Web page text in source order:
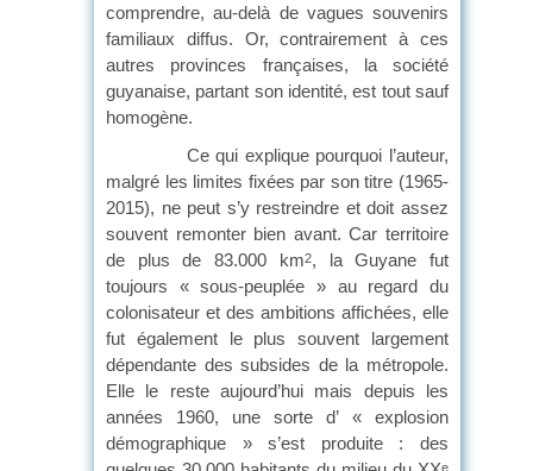
comprendre, au-delà de vagues souvenirs
familiaux diffus. Or, contrairement à ces
autres provinces françaises, la société
guyanaise, partant son identité, est tout sauf
homogène.
Ce qui explique pourquoi l’auteur,
malgré les limites fixées par son titre (1965-
2015), ne peut s’y restreindre et doit assez
souvent remonter bien avant. Car territoire
de plus de 83.000 km2, la Guyane fut
toujours « sous-peuplée » au regard du
colonisateur et des ambitions affichées, elle
fut également le plus souvent largement
dépendante des subsides de la métropole.
Elle le reste aujourd’hui mais depuis les
années 1960, une sorte d’ « explosion
démographique » s’est produite : des
e